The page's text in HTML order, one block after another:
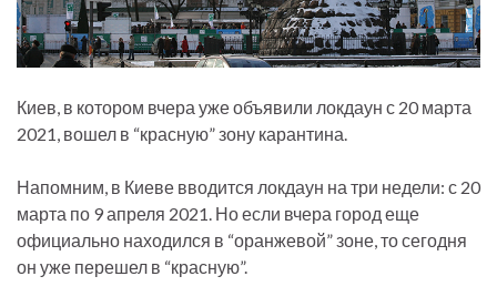
Киев, в котором вчера уже объявили локдаун с 20 марта
2021, вошел в “красную” зону карантина.
Напомним, в Киеве вводится локдаун на три недели: с 20
марта по 9 апреля 2021. Но если вчера город еще
официально находился в “оранжевой” зоне, то сегодня
он уже перешел в “красную”.